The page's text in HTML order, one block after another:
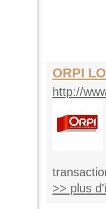
ORPI
http://
>> plus